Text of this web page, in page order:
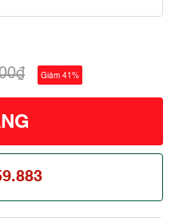
Giảm 41%